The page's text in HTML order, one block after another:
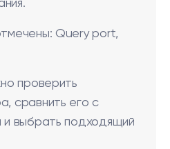
Query port,
проверить
сравнить его с
и выбрать подходящий